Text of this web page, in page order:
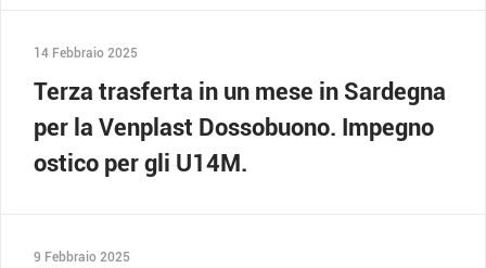
14 Febbraio 2025
Terza trasferta in un mese in Sardegna
per la Venplast Dossobuono. Impegno
ostico per gli U14M.
9 Febbraio 2025